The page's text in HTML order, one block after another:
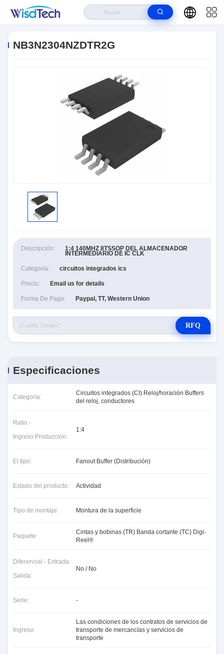
NB3N2304NZDTR2G
Descripción: 1:4 140MHZ 8TSSOP DEL ALMACENADOR
INTERMEDIARIO DE IC CLK
Categoría: circuitos integrados ics
Precio: Email us for details
Forma De Pago: Paypal, TT, Western Union
RFQ
Especificaciones
Categoría:
Circuitos integrados (CI) Reloj/horación Buffers
del reloj, conductores
Ratio -
Ingreso:Producción:
1:4
El tipo: Fanout Buffer (Distribución)
Estado del producto: Actividad
Tipo de montaje: Montura de la superficie
Paquete:
Cintas y bobinas (TR) Banda cortante (TC) Digi-
Reel®
Diferencial - Entrada:
Salida:
No / No
Serie: -
Ingreso:
Las condiciones de los contratos de servicios de
transporte de mercancías y servicios de
transporte